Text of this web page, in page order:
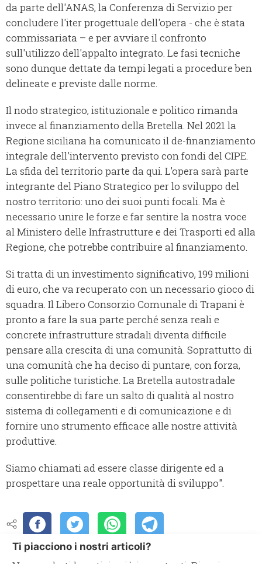
da parte dell'ANAS, la Conferenza di Servizio per
concludere l'iter progettuale dell'opera - che è stata
commissariata – e per avviare il confronto
sull'utilizzo dell'appalto integrato. Le fasi tecniche
sono dunque dettate da tempi legati a procedure ben
delineate e previste dalle norme.
Il nodo strategico, istituzionale e politico rimanda
invece al finanziamento della Bretella. Nel 2021 la
Regione siciliana ha comunicato il de-finanziamento
integrale dell'intervento previsto con fondi del CIPE.
La sfida del territorio parte da qui. L'opera sarà parte
integrante del Piano Strategico per lo sviluppo del
nostro territorio: uno dei suoi punti focali. Ma è
necessario unire le forze e far sentire la nostra voce
al Ministero delle Infrastrutture e dei Trasporti ed alla
Regione, che potrebbe contribuire al finanziamento.
Si tratta di un investimento significativo, 199 milioni
di euro, che va recuperato con un necessario gioco di
squadra. Il Libero Consorzio Comunale di Trapani è
pronto a fare la sua parte perché senza reali e
concrete infrastrutture stradali diventa difficile
pensare alla crescita di una comunità. Soprattutto di
una comunità che ha deciso di puntare, con forza,
sulle politiche turistiche. La Bretella autostradale
consentirebbe di fare un salto di qualità al nostro
sistema di collegamenti e di comunicazione e di
fornire uno strumento efficace alle nostre attività
produttive.
Siamo chiamati ad essere classe dirigente ed a
prospettare una reale opportunità di sviluppo".
Ti piacciono i nostri articoli?